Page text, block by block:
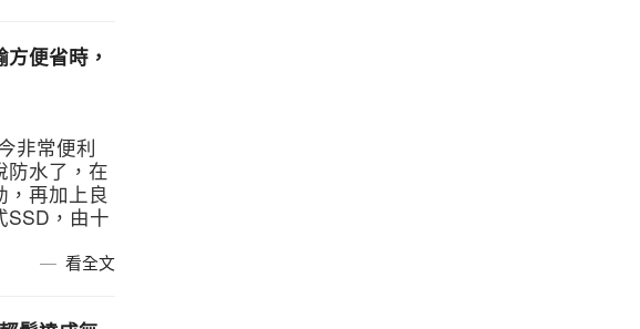
便省時，
非常便利
防水了，在
，再加上良
SSD，由十
看全文